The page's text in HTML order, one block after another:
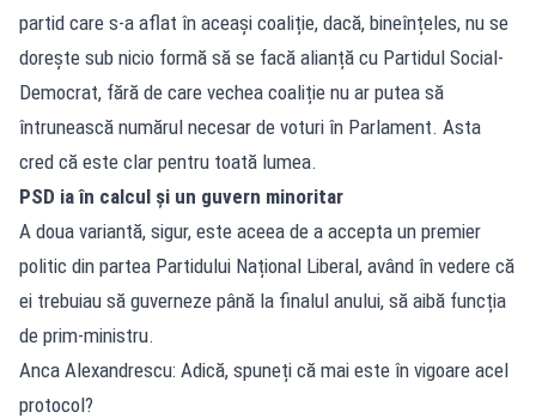
partid care s-a aflat în aceași coaliție, dacă, bineînțeles, nu se
dorește sub nicio formă să se facă alianță cu Partidul Social-
Democrat, fără de care vechea coaliție nu ar putea să
întrunească numărul necesar de voturi în Parlament. Asta
cred că este clar pentru toată lumea.
PSD ia în calcul și un guvern minoritar
A doua variantă, sigur, este aceea de a accepta un premier
politic din partea Partidului Național Liberal, având în vedere că
ei trebuiau să guverneze până la finalul anului, să aibă funcția
de prim-ministru.
Anca Alexandrescu: Adică, spuneți că mai este în vigoare acel
protocol?